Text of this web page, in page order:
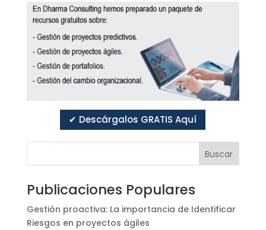
✔ Descárgalos GRATIS Aquí
Buscar
Publicaciones Populares
Gestión proactiva: La importancia de Identificar
Riesgos en proyectos ágiles